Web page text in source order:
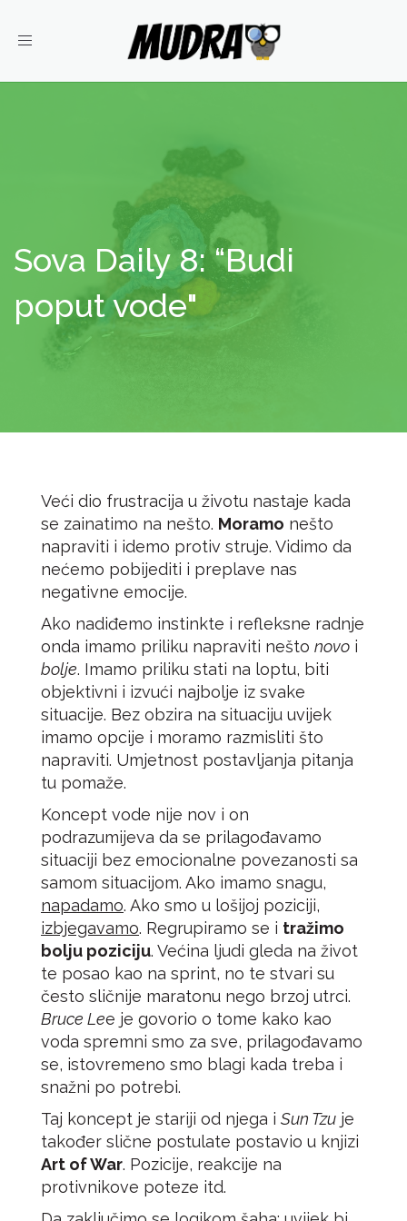
Toggle
Sova Daily 8: “Budi
poput vode"
Veći dio frustracija u životu nastaje kada
se zainatimo na nešto. Moramo nešto
napraviti i idemo protiv struje. Vidimo da
nećemo pobijediti i preplave nas
negativne emocije.
Ako nadiđemo instinkte i refleksne radnje
onda imamo priliku napraviti nešto novo i
bolje. Imamo priliku stati na loptu, biti
objektivni i izvući najbolje iz svake
situacije. Bez obzira na situaciju uvijek
imamo opcije i moramo razmisliti što
napraviti. Umjetnost postavljanja pitanja
tu pomaže.
Koncept vode nije nov i on
podrazumijeva da se prilagođavamo
situaciji bez emocionalne povezanosti sa
samom situacijom. Ako imamo snagu,
napadamo. Ako smo u lošijoj poziciji,
izbjegavamo. Regrupiramo se i tražimo
bolju poziciju. Većina ljudi gleda na život
te posao kao na sprint, no te stvari su
često sličnije maratonu nego brzoj utrci.
Bruce Lee je govorio o tome kako kao
voda spremni smo za sve, prilagođavamo
se, istovremeno smo blagi kada treba i
snažni po potrebi.
Taj koncept je stariji od njega i Sun Tzu je
također slične postulate postavio u knjizi
Art of War. Pozicije, reakcije na
protivnikove poteze itd.